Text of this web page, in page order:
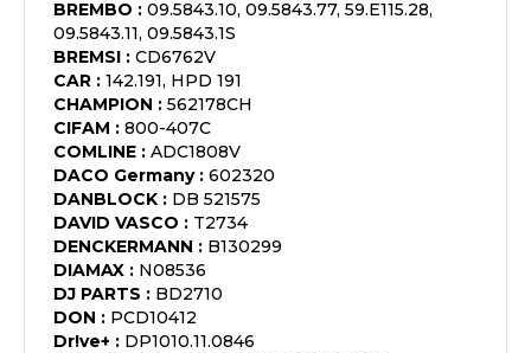
BREMBO : 09.5843.10, 09.5843.77, 59.E115.28,
09.5843.11, 09.5843.1S
BREMSI : CD6762V
CAR : 142.191, HPD 191
CHAMPION : 562178CH
CIFAM : 800-407C
COMLINE : ADC1808V
DACO Germany: 602320
DANBLOCK : DB 521575
DAVID VASCO : T2734
DENCKERMANN : B130299
DIAMAX : N08536
DJ PARTS : BD2710
DON : PCD10412
Dr!ve+ : DP1010.11.0846